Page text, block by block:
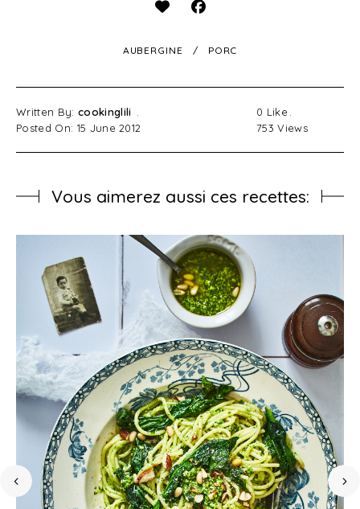
AUBERGINE PORC
Written By: cookinglili
Posted On: 15 June 2012
0 Like
753 Views
Vous aimerez aussi ces recettes: